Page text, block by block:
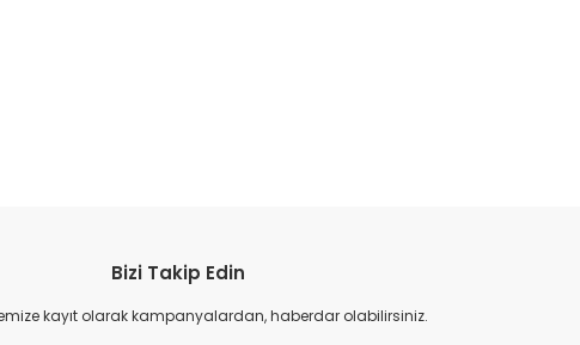
Bizi Takip Edin
kayıt olarak kampanyalardan, haberdar olabilirsiniz.